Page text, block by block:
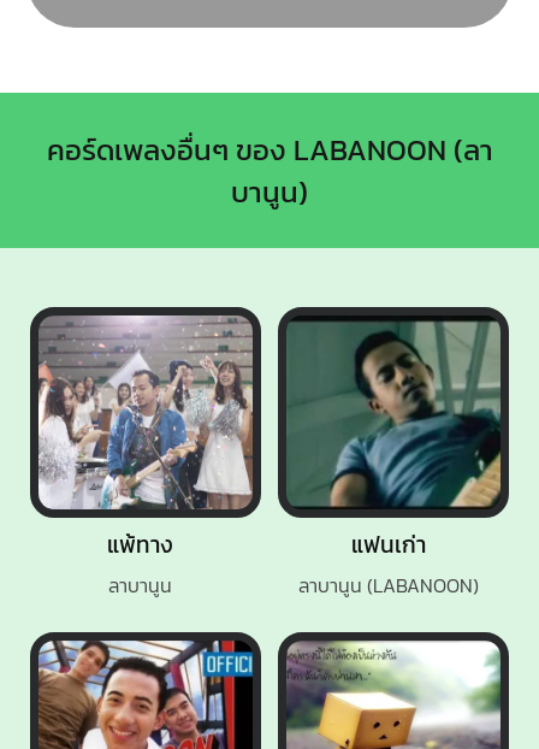
คอร์ดเพลงอื่นๆ ของ LABANOON (ลา
บานูน)
แพ้ทาง
ลาบานูน
แฟนเก่า
ลาบานูน (LABANOON)